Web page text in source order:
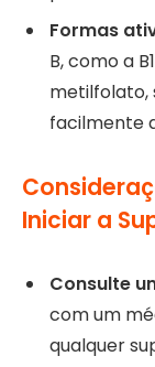
Formas
B, como a
metilfolato,
facilmente
Iniciar a
Consulte
com um
qualquer